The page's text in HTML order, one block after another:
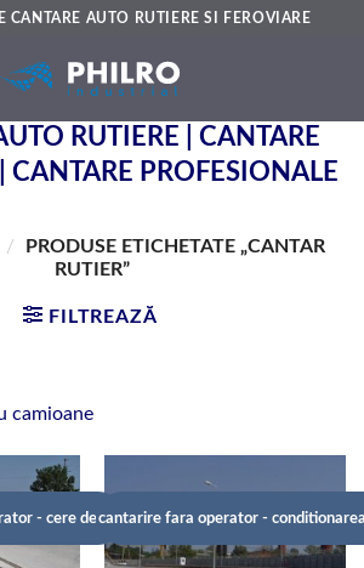
CANTARE AUTO RUTIERE SI FEROVIARE
RUTIERE | CANTARE
CANTARE PROFESIONALE
/
PRODUSE ETICHETATE „CANTAR
RUTIER”
FILTREAZĂ
camioane
- cere detaliicantarire fara operator -